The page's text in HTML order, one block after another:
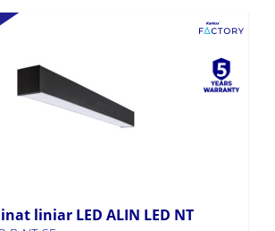
liniar LED ALIN LED NT